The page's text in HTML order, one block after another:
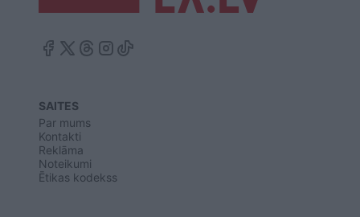
SAITES
Par mums
Kontakti
Reklāma
Noteikumi
Ētikas kodekss